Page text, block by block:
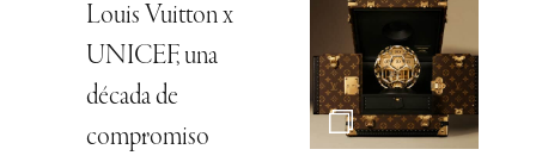
Louis Vuitton x
UNICEF, una
década de
compromiso